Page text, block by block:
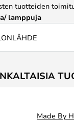
tuotteiden
lamppuja
Made By